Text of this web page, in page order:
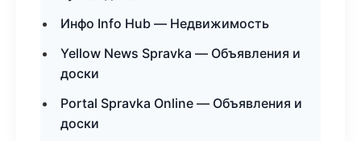
Инфо Info Hub — Недвижимость
Yellow News Spravka — Объявления и
доски
Portal Spravka Online — Объявления и
доски